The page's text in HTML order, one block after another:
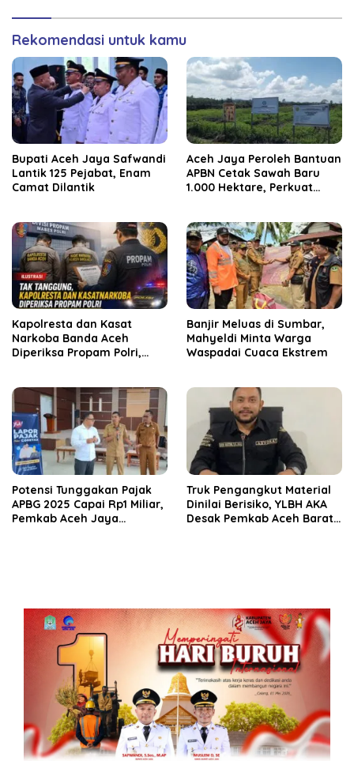
Rekomendasi untuk kamu
Bupati Aceh Jaya Safwandi
Lantik 125 Pejabat, Enam
Camat Dilantik
Aceh Jaya Peroleh Bantuan
APBN Cetak Sawah Baru
1.000 Hektare, Perkuat
Kapolresta dan Kasat
Narkoba Banda Aceh
Diperiksa Propam Polri,
Banjir Meluas di Sumbar,
Mahyeldi Minta Warga
Waspadai Cuaca Ekstrem
Potensi Tunggakan Pajak
APBG 2025 Capai Rp1 Miliar,
Pemkab Aceh Jaya
Truk Pengangkut Material
Dinilai Berisiko, YLBH AKA
Desak Pemkab Aceh Barat